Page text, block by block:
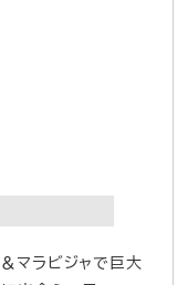
マラビジャで巨大